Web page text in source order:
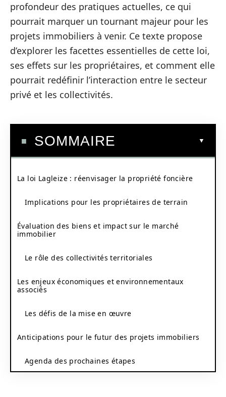
profondeur des pratiques actuelles, ce qui
pourrait marquer un tournant majeur pour les
projets immobiliers à venir. Ce texte propose
d’explorer les facettes essentielles de cette loi,
ses effets sur les propriétaires, et comment elle
pourrait redéfinir l’interaction entre le secteur
privé et les collectivités.
SOMMAIRE
La loi Lagleize : réenvisager la propriété foncière
Implications pour les propriétaires de terrain
Évaluation des biens et impact sur le marché
immobilier
Le rôle des collectivités territoriales
Les enjeux économiques et environnementaux
associés
Les défis de la mise en œuvre
Anticipations pour le futur des projets immobiliers
Agenda des prochaines étapes